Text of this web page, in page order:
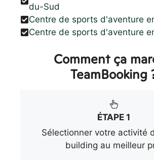
du-Sud
Centre de sports d'aventure
Centre de sports d'aventure
Comment ça
TeamBooking
ÉTAPE 1
Sélectionner votre activité
building au meilleur